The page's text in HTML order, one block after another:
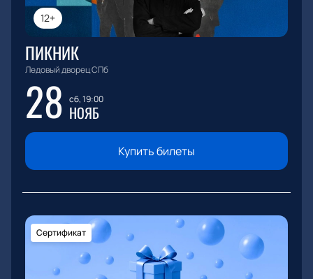
12+
ПИКНИК
Ледовый дворец СПб
28 сб, 19:00
НОЯБ
Купить билеты
Сертификат